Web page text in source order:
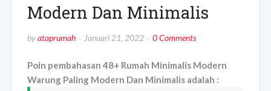
Modern Dan Minimalis
byataprumah Januari 21, 2022 0 Comments
Poin pembahasan 48+ Rumah Minimalis Modern
Warung Paling Modern Dan Minimalis adalah :